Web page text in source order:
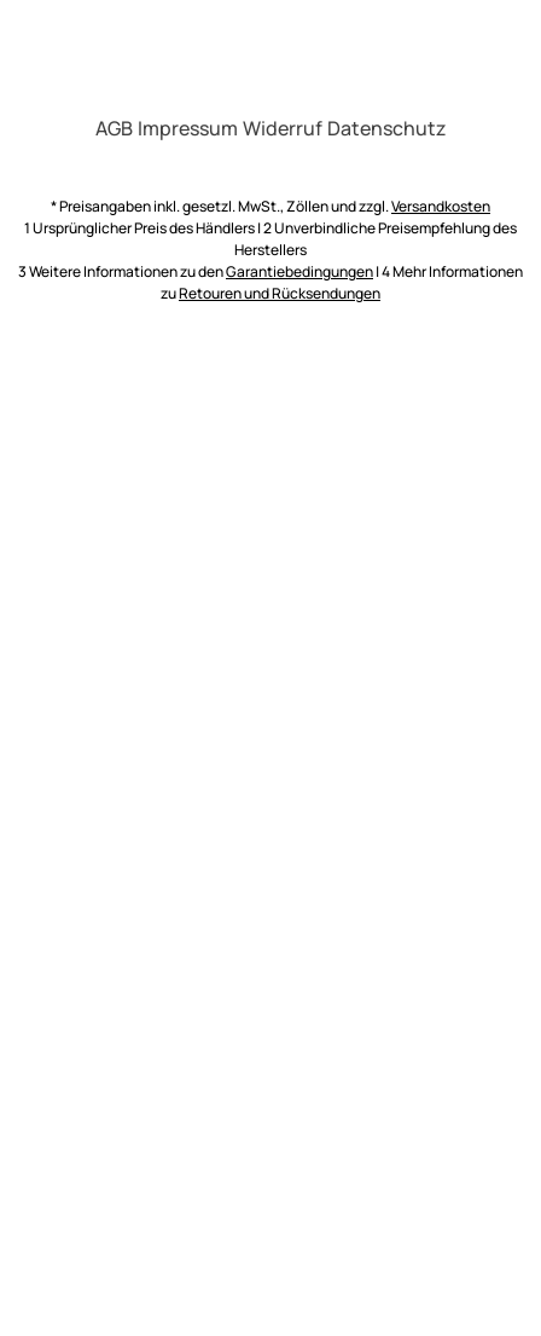
AGB Impressum Widerruf Datenschutz
* Preisangaben inkl. gesetzl. MwSt., Zöllen und zzgl.Versandkosten
1 Ursprünglicher Preis des Händlers | 2 Unverbindliche Preisempfehlung des
Herstellers
3 Weitere Informationen zu denGarantiebedingungen| 4 Mehr Informationen
zuRetouren und Rücksendungen